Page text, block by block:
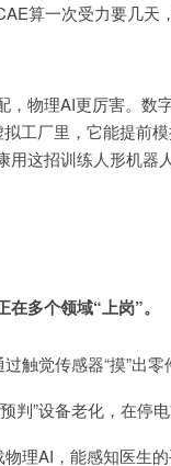
算一次受力要几
物理AI更厉害。数
工厂里，它能提前
这招训练人形机器
多个领域“上岗”。
触觉传感器“摸”出
判”设备老化，在停
理AI，能感知医生